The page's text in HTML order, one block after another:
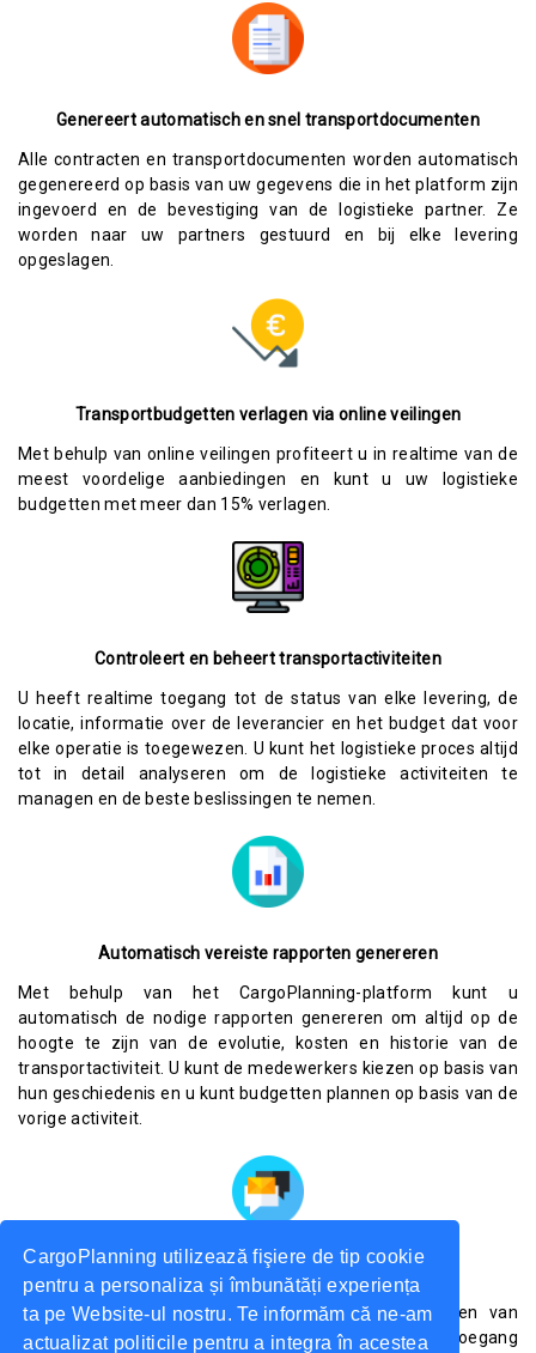
CargoPlanning utilizează fişiere de tip cookie
pentru a personaliza și îmbunătăți experiența
ta pe Website-ul nostru. Te informăm că ne-am
actualizat politicile pentru a integra în acestea
Genereert automatisch en snel transportdocumenten
Alle contracten en transportdocumenten worden automatisch
gegenereerd op basis van uw gegevens die in het platform zijn
ingevoerd en de bevestiging van de logistieke partner. Ze
worden naar uw partners gestuurd en bij elke levering
opgeslagen.
Transportbudgetten verlagen via online veilingen
Met behulp van online veilingen profiteert u in realtime van de
meest voordelige aanbiedingen en kunt u uw logistieke
budgetten met meer dan 15% verlagen.
Controleert en beheert transportactiviteiten
U heeft realtime toegang tot de status van elke levering, de
locatie, informatie over de leverancier en het budget dat voor
elke operatie is toegewezen. U kunt het logistieke proces altijd
tot in detail analyseren om de logistieke activiteiten te
managen en de beste beslissingen te nemen.
Automatisch vereiste rapporten genereren
Met behulp van het CargoPlanning-platform kunt u
automatisch de nodige rapporten genereren om altijd op de
hoogte te zijn van de evolutie, kosten en historie van de
transportactiviteit. U kunt de medewerkers kiezen op basis van
hun geschiedenis en u kunt budgetten plannen op basis van de
vorige activiteit.
U ontvangt e-mail- en sms-meldingen
U wordt via e-mail of sms op de hoogte gehouden van
wijzigingen in de status van een bestelling, zodat u toegang